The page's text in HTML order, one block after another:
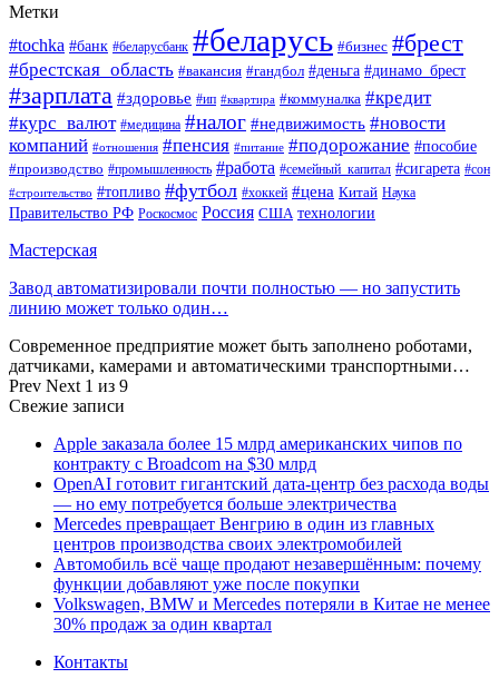
Метки
#tochka #банк #беларусбанк #беларусь #бизнес #брест
#брестская_область #вакансия #гандбол #деньга #динамо_брест
#зарплата #здоровье #ип #квартира #коммуналка #кредит
#курс_валют #медицина #налог #недвижимость #новости
компаний #отношения #пенсия #питание #подорожание #пособие
#производство #промышленность #работа #семейный_капитал #сигарета #сон
#строительство #топливо #футбол #хоккей #цена Китай Наука
Правительство РФ Роскосмос Россия США технологии
Мастерская
Завод автоматизировали почти полностью — но запустить
линию может только один…
Современное предприятие может быть заполнено роботами,
датчиками, камерами и автоматическими транспортными…
Prev Next 1 из 9
Свежие записи
Apple заказала более 15 млрд американских чипов по
контракту с Broadcom на $30 млрд
OpenAI готовит гигантский дата-центр без расхода воды
— но ему потребуется больше электричества
Mercedes превращает Венгрию в один из главных
центров производства своих электромобилей
Автомобиль всё чаще продают незавершённым: почему
функции добавляют уже после покупки
Volkswagen, BMW и Mercedes потеряли в Китае не менее
30% продаж за один квартал
Контакты